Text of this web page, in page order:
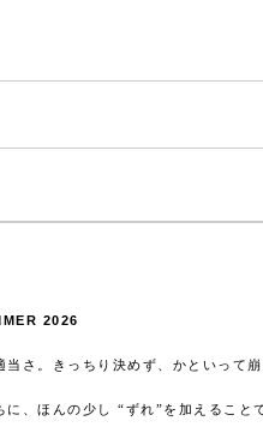
2026
当さ。きっちり決めず、かといって
に、ほんの少し “ずれ”を加えること